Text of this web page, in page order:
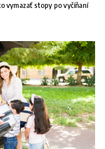
vymazať stopy po vyčíňaní